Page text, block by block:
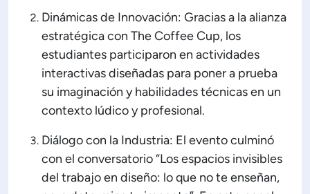
Dinámicas de Innovación: Gracias a la alianza
estratégica con The Coffee Cup, los
estudiantes participaron en actividades
interactivas diseñadas para poner a prueba
su imaginación y habilidades técnicas en un
contexto lúdico y profesional.
Diálogo con la Industria: El evento culminó
con el conversatorio “Los espacios invisibles
del trabajo en diseño: lo que no te enseñan,